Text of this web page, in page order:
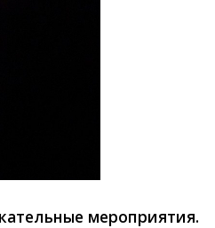
мероприятия.